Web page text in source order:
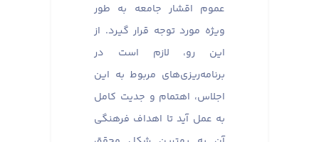
عموم اقشار جامعه به طور
ویژه مورد توجه قرار گیرد. از
این رو، لازم است در
برنامه‌ریزی‌های مربوط به این
اجلاس، اهتمام و جدیت کامل
به عمل آید تا اهداف فرهنگی